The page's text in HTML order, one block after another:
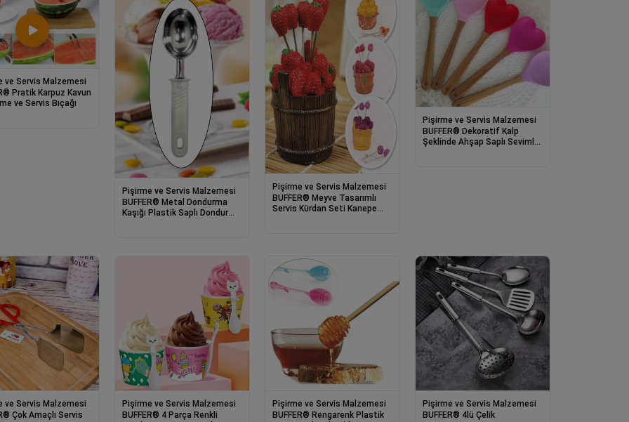
ve Servis Malzemesi
Pratik Karpuz Kavun
ve Servis Bıçağı
Pişirme ve Servis Malzemesi
BUFFER® Metal Dondurma
Kaşığı Plastik Saplı Dondurma
Pişirme ve Servis Malzemesi
BUFFER® Meyve Tasarımlı
Servis Kürdan Seti Kanepe
Pişirme ve Servis Malzemesi
BUFFER® Dekoratif Kalp
Şeklinde Ahşap Saplı Sevimli
ve Servis Malzemesi
Çok Amaçlı Servis
Pişirme ve Servis Malzemesi
BUFFER® 4 Parça Renkli
Pişirme ve Servis Malzemesi
BUFFER® Rengarenk Plastik
Pişirme ve Servis Malzemesi
BUFFER® 4lü Çelik